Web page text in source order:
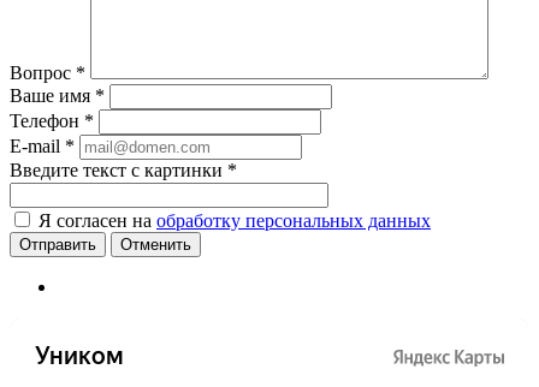
Вопрос *
Ваше имя *
Телефон *
E-mail *
Введите текст с картинки *
Я согласен на обработку персональных данных
Отменить